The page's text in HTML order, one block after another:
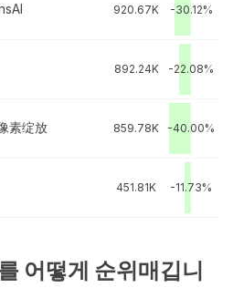
920.67K -30.12%
892.24K -22.08%
素绽放 859.78K -40.00%
451.81K -11.73%
어떻게 순위매깁니